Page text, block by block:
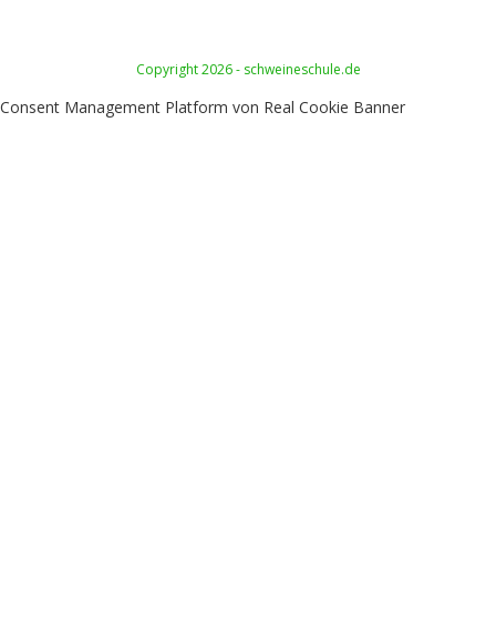
Copyright 2026 - schweineschule.de
Consent Management Platform von Real Cookie Banner